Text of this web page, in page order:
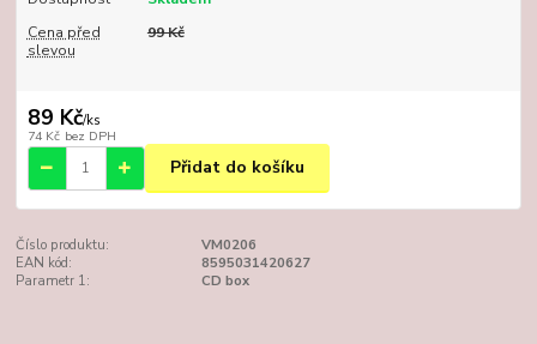
Cena před
slevou
99 Kč
89 Kč/ks
74 Kč bez DPH
Přidat do košíku
Číslo produktu:
VM0206
EAN kód:
8595031420627
Parametr 1:
CD box